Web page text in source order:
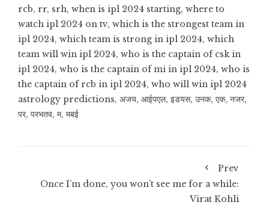
rcb, rr, srh, when is ipl 2024 starting, where to
watch ipl 2024 on tv, which is the strongest team in
ipl 2024, which team is strong in ipl 2024, which
team will win ipl 2024, who is the captain of csk in
ipl 2024, who is the captain of mi in ipl 2024, who is
the captain of rcb in ipl 2024, who will win ipl 2024
astrology predictions, अजय, आईपएल, इडयस, उनक, एक, नजर,
पर, परभतव, म, मबई
Prev
Once I’m done, you won’t see me for a while:
Virat Kohli